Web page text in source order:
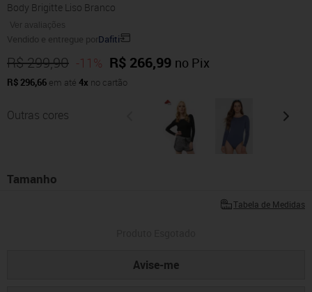
Body Brigitte Liso Branco
Ver avaliações
Vendido e entregue porDafiti
R$ 299,90 -11% R$ 266,99 no Pix
R$ 296,66 em até 4x no cartão
Outras cores
Tamanho
Tabela de Medidas
Avise-me